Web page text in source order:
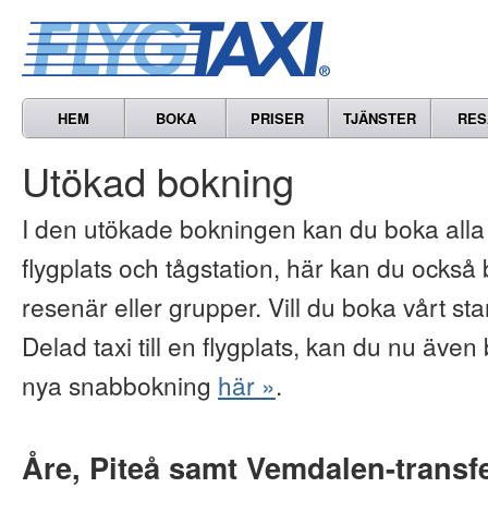
HEM BOKA PRISER TJÄNSTER
Utökad bokning
I den utökade bokningen kan du boka
flygplats och tågstation, här kan du
resenär eller grupper. Vill du boka vårt
Delad taxi till en flygplats, kan du nu
nya snabbokning här ».
Åre, Piteå samt Vemdalen-